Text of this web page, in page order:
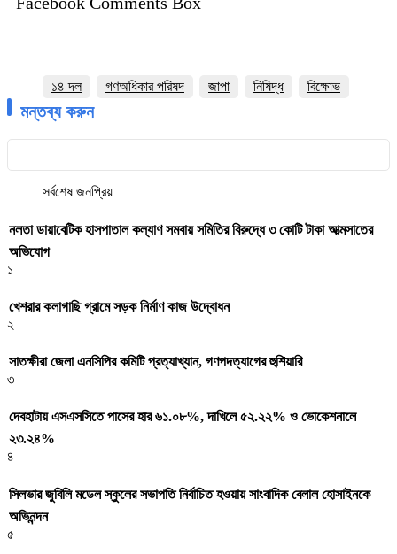
১৪ দল গণঅধিকার পরিষদ জাপা নিষিদ্ধ বিক্ষোভ
মন্তব্য করুন
সর্বশেষ জনপ্রিয়
নলতা ডায়াবেটিক হাসপাতাল কল্যাণ সমবায় সমিতির বিরুদ্ধে ৩ কোটি টাকা আত্মসাতের
অভিযোগ
১
খেশরার কলাগাছি গ্রামে সড়ক নির্মাণ কাজ উদ্বোধন
২
সাতক্ষীরা জেলা এনসিপির কমিটি প্রত্যাখ্যান, গণপদত্যাগের হুশিয়ারি
৩
দেবহাটায় এসএসসিতে পাসের হার ৬১.০৮%, দাখিলে ৫২.২২% ও ভোকেশনালে
২৩.২৪%
৪
সিলভার জুবিলি মডেল স্কুলের সভাপতি নির্বাচিত হওয়ায় সাংবাদিক বেলাল হোসাইনকে
অভিনন্দন
৫